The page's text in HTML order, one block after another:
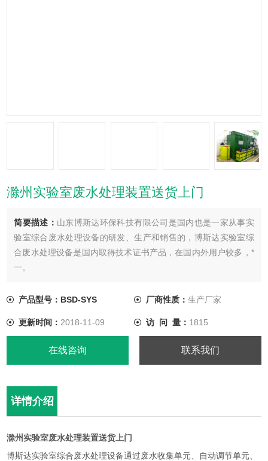
滁州实验室废水处理装置送货上门
简要描述： 山东博斯达环保科技有限公司是国内也是一家从事实
验室综合废水处理设备的研发、生产和销售的，博斯达实验室综
合废水处理设备是国内取得技术证书产品，在国内外用户较多，*
一。
产品型号：BSD-SYS
厂商性质： 生产厂家
更新时间： 2018-11-09 访 问 量： 1815
在线咨询 联系我们
详情介绍
滁州实验室废水处理装置送货上门
博斯达实验室综合废水处理设备通过废水收集单元、自动调节单元、